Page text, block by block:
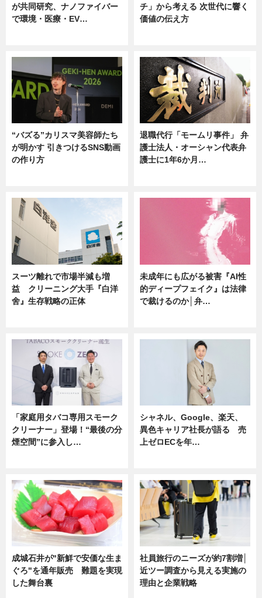
が共同研究、ナノファイバー
で環境・医療・EV…
チ」から考える 次世代に響く
価値の伝え方
“バズる”カリスマ美容師たち
が明かす 引きつけるSNS動画
の作り方
退職代行「モームリ事件」 弁
護士法人・オーシャン代表弁
護士に1年6か月…
スーツ離れで市場半減も増
益 クリーニング大手『白洋
舍』生存戦略の正体
未成年にも広がる被害『AI性
的ディープフェイク』は法律
で裁けるのか│弁…
「家庭用タバコ専用スモーク
クリーナー」登場！“最後の分
煙空間”に参入し…
シャネル、Google、楽天、
異色キャリア社長が語る 売
上ゼロECを年…
成城石井が"新鮮で安価な生ま
ぐろ"を通年販売 難題を実現
した舞台裏
社員旅行のニーズが約7割増│
近ツー調査から見える実施の
理由と企業戦略